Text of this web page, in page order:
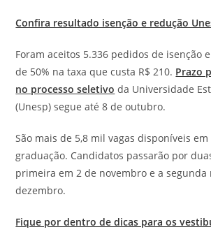
Confira resultado isenção e redução
Foram aceitos 5.336 pedidos de isenção
de 50% na taxa que custa R$ 210. Prazo
no processo seletivo da Universidade
(Unesp) segue até 8 de outubro.
São mais de 5,8 mil vagas disponíveis
graduação. Candidatos passarão por
primeira em 2 de novembro e a segunda
dezembro.
Fique por dentro de dicas para os